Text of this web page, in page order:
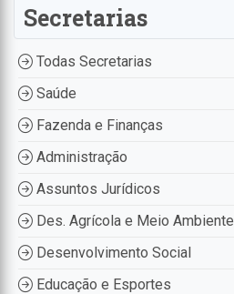
Secretarias
Todas Secretarias
Saúde
Fazenda e Finanças
Administração
Assuntos Jurídicos
Des. Agrícola e Meio Ambiente
Desenvolvimento Social
Educação e Esportes